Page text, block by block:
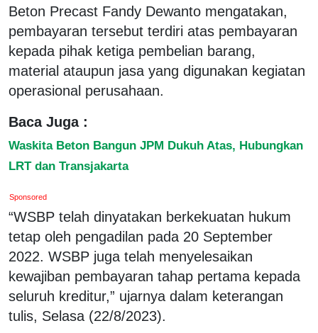
Beton Precast Fandy Dewanto mengatakan,
pembayaran tersebut terdiri atas pembayaran
kepada pihak ketiga pembelian barang,
material ataupun jasa yang digunakan kegiatan
operasional perusahaan.
Baca Juga :
Waskita Beton Bangun JPM Dukuh Atas, Hubungkan
LRT dan Transjakarta
Sponsored
“WSBP telah dinyatakan berkekuatan hukum
tetap oleh pengadilan pada 20 September
2022. WSBP juga telah menyelesaikan
kewajiban pembayaran tahap pertama kepada
seluruh kreditur,” ujarnya dalam keterangan
tulis, Selasa (22/8/2023).